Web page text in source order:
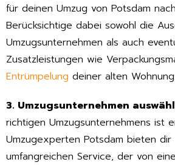
für deinen Umzug von Potsdam
Berücksichtige dabei sowohl die
Umzugsunternehmen als auch
Zusatzleistungen wie
Entrümpelung deiner alten Wohnung.
3. Umzugsunternehmen
richtigen Umzugsunternehmens ist
Umzugexperten Potsdam bieten dir
umfangreichen Service, der von